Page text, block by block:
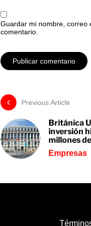
Guardar mi nombre, correo
comentario.
Previous Article
Británica
inversión
millones
Empresas